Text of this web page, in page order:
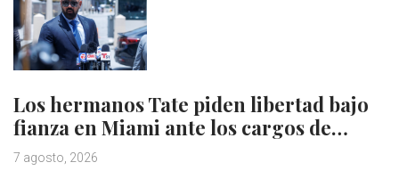
Los hermanos Tate piden libertad bajo
fianza en Miami ante los cargos de…
7 agosto, 2026